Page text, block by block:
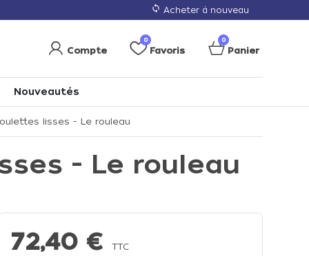
loop Acheter à nouveau
Compte
0
Favoris
0
Panier
Nouveautés
lisses - Le rouleau
- Le rouleau
72,40 € TTC